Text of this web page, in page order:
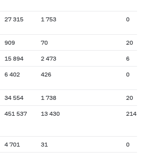
27 315 1 753 0
909 70 20
15 894 2 473 6
6 402 426 0
34 554 1 738 20
451 537 13 430 214
4 701 31 0